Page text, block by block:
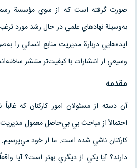
به‌وسيلة نهادهاي علمي در حال رشد مورد
ايده‌هايي دربارة مديريت منابع انساني را
وسيعي از انتشارات با كيفيت‌تر منتشر
مقدمه
آن دسته از مسئولان امور كاركنان كه
احتمالاً از مباحث بي بي‌حاصل معمول مديريت
كاركنان ناشي شده است. ما از خود
دارند؟ آيا يكي از ديگري بهتر است؟ آيا